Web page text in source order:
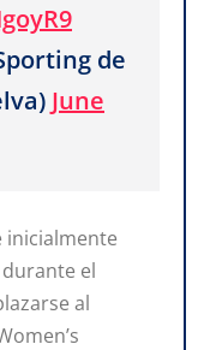
de
June
inicialmente
el
al